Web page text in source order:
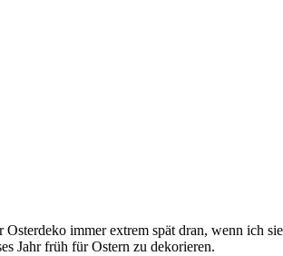
immer extrem spät dran, wenn ich
Jahr früh für Ostern zu dekorieren.